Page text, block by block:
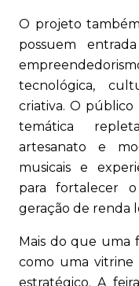
O projeto
possuem
tecnológica,
criativa. O
temática
artesanato e
musicais e
para fortalecer
geração de renda
Mais do que uma
como uma
estratégico. A